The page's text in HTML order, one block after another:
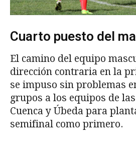
Cuarto puesto del
El camino del equipo
dirección contraria en la
se impuso sin problemas
grupos a los equipos de
Cuenca y Úbeda para
semifinal como primero.